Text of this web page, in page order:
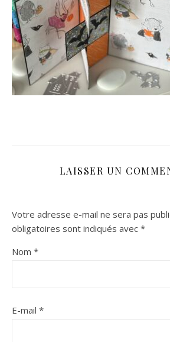
LAISSER UN
Votre adresse e-mail ne sera pas
obligatoires sont indiqués avec *
Nom *
E-mail *